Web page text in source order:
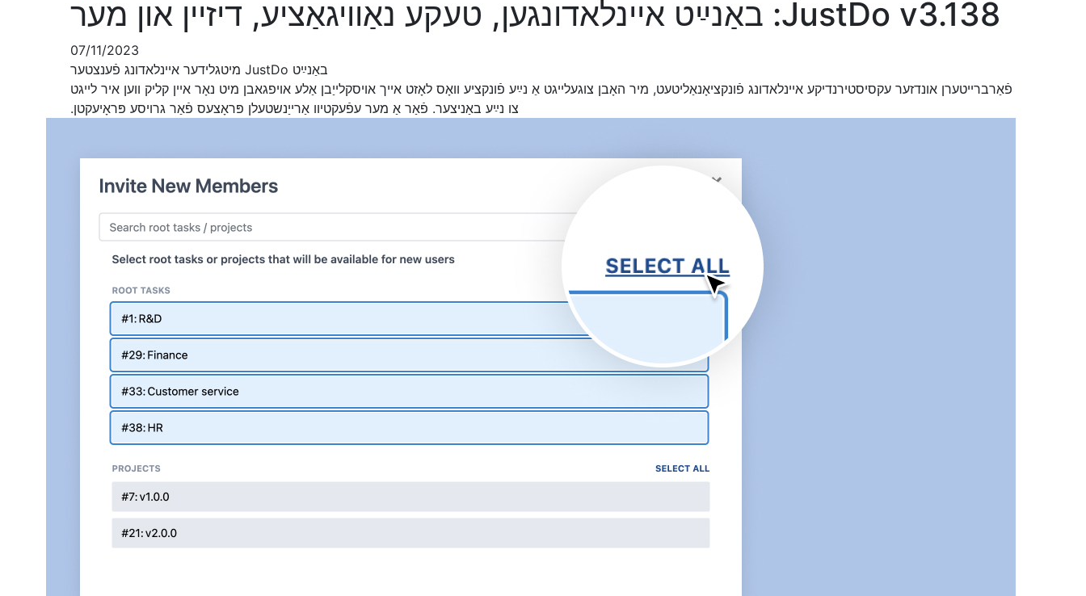
JustDo v3.138: באַנײַט איינלאדונגען, טעקע נאַוויגאַציע, דיזיין און מער
07/11/2023
באַנײַט JustDo מיטגלידער איינלאדונג פֿענצטער
פֿאַרברייטערן אונדזער עקסיסטירנדיקע איינלאדונג פֿונקציאָנאַליטעט, מיר האָבן צוגעלייגט אַ נײַע פֿונקציע וואָס לאָזט אייך אויסקלייַבן אַלע אויפגאבן מיט נאָר איין קליק ווען איר לייגט
צו נײַע באַניצער. פֿאַר אַ מער עפֿעקטיוו אַרייַנשטעלן פּראָצעס פֿאַר גרויסע פּראָיעקטן.